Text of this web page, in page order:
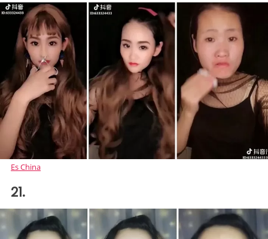
Es China
21.